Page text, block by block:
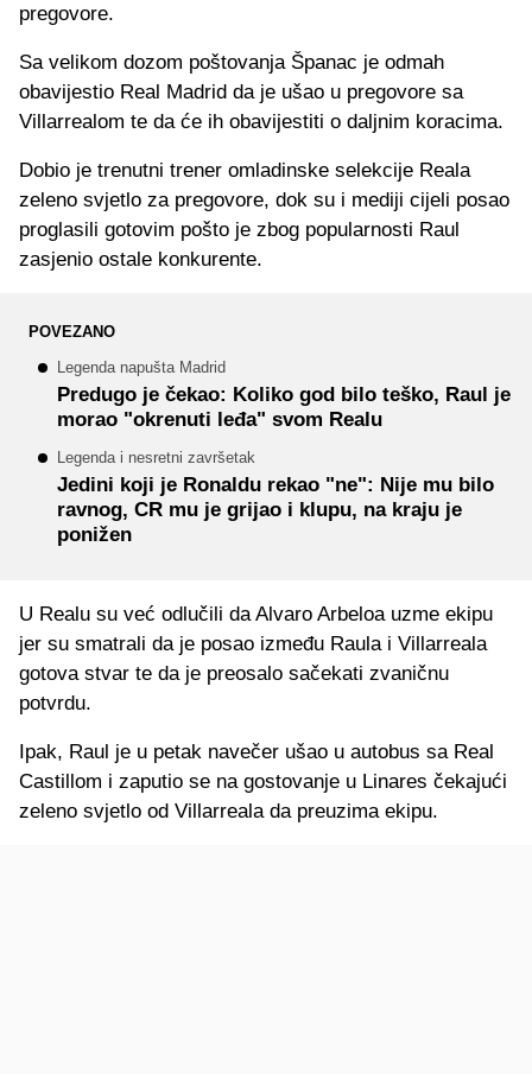
pregovore.
Sa velikom dozom poštovanja Španac je odmah
obavijestio Real Madrid da je ušao u pregovore sa
Villarrealom te da će ih obavijestiti o daljnim koracima.
Dobio je trenutni trener omladinske selekcije Reala
zeleno svjetlo za pregovore, dok su i mediji cijeli posao
proglasili gotovim pošto je zbog popularnosti Raul
zasjenio ostale konkurente.
POVEZANO
Legenda napušta Madrid
Predugo je čekao: Koliko god bilo teško, Raul je
morao "okrenuti leđa" svom Realu
Legenda i nesretni završetak
Jedini koji je Ronaldu rekao "ne": Nije mu bilo
ravnog, CR mu je grijao i klupu, na kraju je
ponižen
U Realu su već odlučili da Alvaro Arbeloa uzme ekipu
jer su smatrali da je posao između Raula i Villarreala
gotova stvar te da je preosalo sačekati zvaničnu
potvrdu.
Ipak, Raul je u petak navečer ušao u autobus sa Real
Castillom i zaputio se na gostovanje u Linares čekajući
zeleno svjetlo od Villarreala da preuzima ekipu.